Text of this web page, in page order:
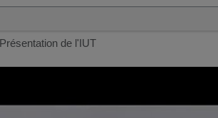
Présentation de l'IUT